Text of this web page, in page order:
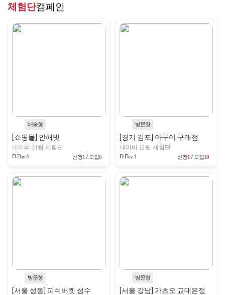
체험단캠페인
배송형
[쇼핑몰] 인해빗
네이버 클립 체험단
D-Day 4 신청1 / 모집6
방문형
[경기 김포] 아구어 구래점
네이버 클립 체험단
D-Day 4 신청1 / 모집10
방문형
[서울 성동] 피쉬버켓 성수
방문형
[서울 강남] 가츠오 교대본점